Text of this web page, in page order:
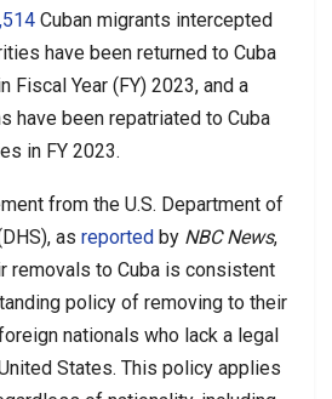
Cuban migrants intercepted
have been returned to Cuba
Fiscal Year (FY) 2023, and a
have been repatriated to Cuba
in FY 2023.
from the U.S. Department of
as reported by NBC News,
removals to Cuba is consistent
policy of removing to their
nationals who lack a legal
States. This policy applies